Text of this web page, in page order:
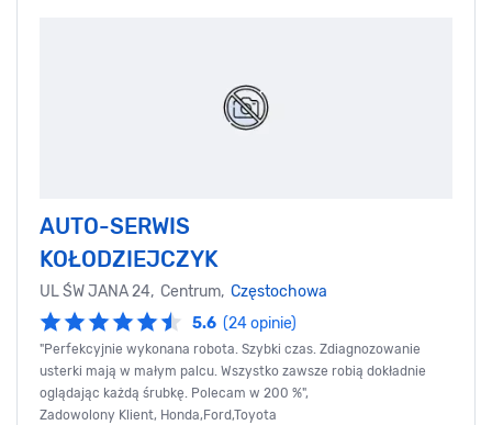
AUTO-SERWIS
KOŁODZIEJCZYK
UL ŚW JANA 24, Centrum, Częstochowa
5.6 (24 opinie)
"Perfekcyjnie wykonana robota. Szybki czas. Zdiagnozowanie
usterki mają w małym palcu. Wszystko zawsze robią dokładnie
oglądając każdą śrubkę. Polecam w 200 %",
Zadowolony Klient, Honda,Ford,Toyota